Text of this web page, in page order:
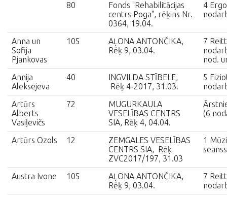
80
Fonds "Rehabilitācijas
centrs Poga", rēķins Nr.
0364, 19.04.
4
Anna un
Sofija
Pjankovas
105
AĻONA ANTONČIKA,
Rēķ 9, 03.04.
7
nod.
Annija
Aleksejeva
40
INGVILDA STĪBELE,
Rēķ 4-2017, 31.03.
5
Artūrs
Alberts
Vasiļevičs
72
MUGURKAULA
VESELĪBAS CENTRS
SIA, Rēķ 4, 04.04.
(6
Artūrs Ozols 12
ZEMGALES VESELĪBAS
CENTRS SIA, Rēķ
ZVC2017/197, 31.03
1
Austra Ivone 105
AĻONA ANTONČIKA,
Rēķ 9, 03.04.
7